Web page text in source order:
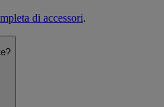
di accessori.